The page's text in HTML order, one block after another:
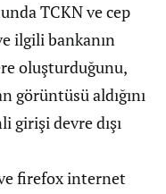
TCKN ve cep
ilgili bankanın
oluşturduğunu,
görüntüsü aldığını
girişi devre dışı
firefox internet